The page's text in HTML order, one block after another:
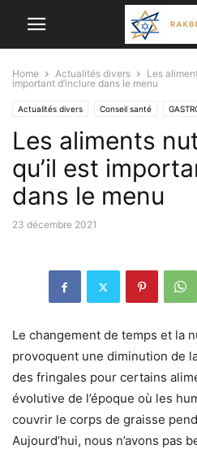
Home Actualités divers
Les
important d’inclure dans le menu
Actualités divers Conseil santé
Les aliments
qu’il est
dans le menu
23 décembre 2021
Le changement de temps et la
provoquent une diminution de
des fringales pour certains
évolutive de l’époque où les
couvrir le corps de graisse
Aujourd’hui, nous n’avons pas